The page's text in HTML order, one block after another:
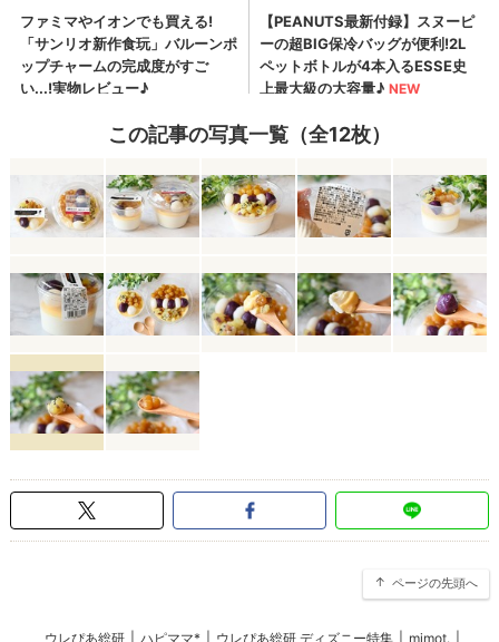
この記事の写真一覧（全12枚）
ページの先頭へ
ウレぴあ総研 ハピママ* ウレぴあ総研 ディズニー特集 mimot.